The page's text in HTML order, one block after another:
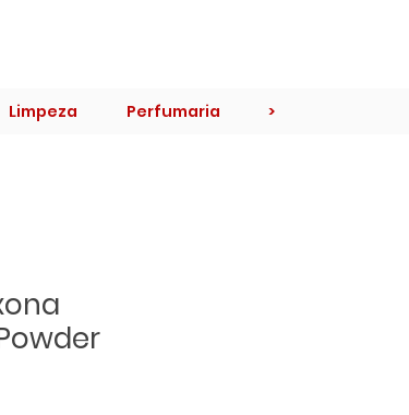
Limpeza Perfumaria >